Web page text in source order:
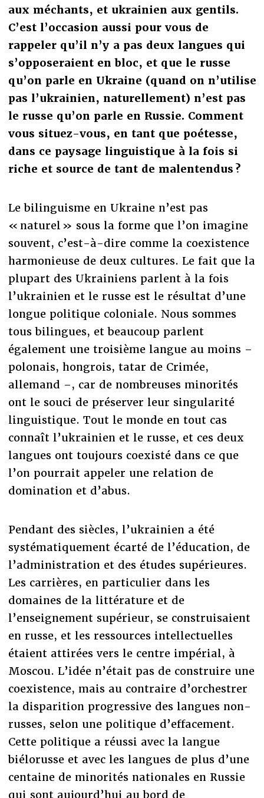
aux méchants, et ukrainien aux gentils.
C’est l’occasion aussi pour vous de
rappeler qu’il n’y a pas deux langues qui
s’opposeraient en bloc, et que le russe
qu’on parle en Ukraine (quand on n’utilise
pas l’ukrainien, naturellement) n’est pas
le russe qu’on parle en Russie. Comment
vous situez-vous, en tant que poétesse,
dans ce paysage linguistique à la fois si
riche et source de tant de malentendus ?
Le bilinguisme en Ukraine n’est pas
« naturel » sous la forme que l’on imagine
souvent, c’est-à-dire comme la coexistence
harmonieuse de deux cultures. Le fait que la
plupart des Ukrainiens parlent à la fois
l’ukrainien et le russe est le résultat d’une
longue politique coloniale. Nous sommes
tous bilingues, et beaucoup parlent
également une troisième langue au moins –
polonais, hongrois, tatar de Crimée,
allemand –, car de nombreuses minorités
ont le souci de préserver leur singularité
linguistique. Tout le monde en tout cas
connaît l’ukrainien et le russe, et ces deux
langues ont toujours coexisté dans ce que
l’on pourrait appeler une relation de
domination et d’abus.
Pendant des siècles, l’ukrainien a été
systématiquement écarté de l’éducation, de
l’administration et des études supérieures.
Les carrières, en particulier dans les
domaines de la littérature et de
l’enseignement supérieur, se construisaient
en russe, et les ressources intellectuelles
étaient attirées vers le centre impérial, à
Moscou. L’idée n’était pas de construire une
coexistence, mais au contraire d’orchestrer
la disparition progressive des langues non-
russes, selon une politique d’effacement.
Cette politique a réussi avec la langue
biélorusse et avec les langues de plus d’une
centaine de minorités nationales en Russie
qui sont aujourd’hui au bord de